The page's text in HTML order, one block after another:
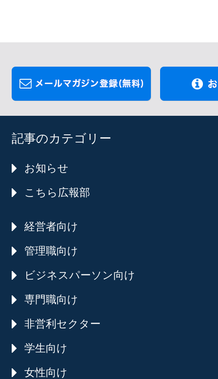
記事のカテゴリー
お知らせ
こちら広報部
経営者向け
管理職向け
ビジネスパーソン向け
専門職向け
非営利セクター
学生向け
女性向け